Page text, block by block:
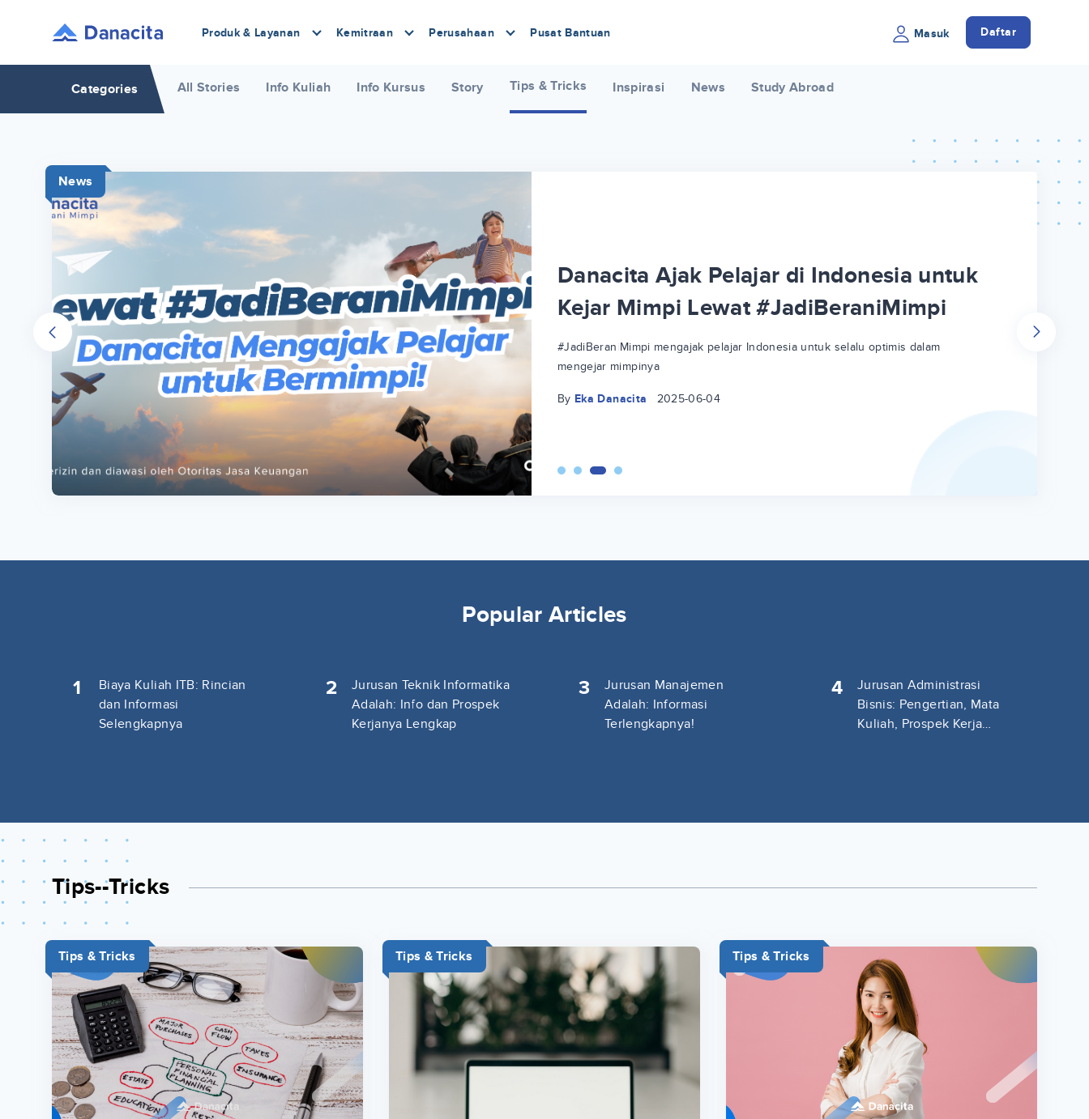
Produk & Layanan Kemitraan Perusahaan Pusat Bantuan Masuk Daftar
Categories All Stories Info Kuliah Info Kursus Story Tips & Tricks Inspirasi News Study Abroad
News
Danacita Ajak Pelajar di Indonesia untuk
Kejar Mimpi Lewat #JadiBeraniMimpi
#JadiBeraniMimpi mengajak pelajar Indonesia untuk selalu optimis dalam
mengejar mimpinya
By Eka Danacita 2025-06-04
Popular Articles
1
Biaya Kuliah ITB: Rincian
dan Informasi
Selengkapnya
2
Jurusan Teknik Informatika
Adalah: Info dan Prospek
Kerjanya Lengkap
3
Jurusan Manajemen
Adalah: Informasi
Terlengkapnya!
4
Jurusan Administrasi
Bisnis: Pengertian, Mata
Kuliah, Prospek Kerja
Tips--tricks
Tips & Tricks Tips & Tricks Tips & Tricks